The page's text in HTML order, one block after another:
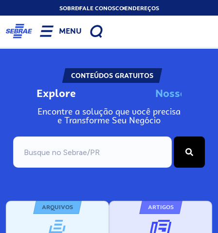
SOBREFALE CONOSCOENDEREÇOS
MENU
CONTEÚDOS GRATUITOS
Explore No
Encontre a solução que você precisa
e Transforme Seu Negócio
ARQUIVOS ARTIGOS